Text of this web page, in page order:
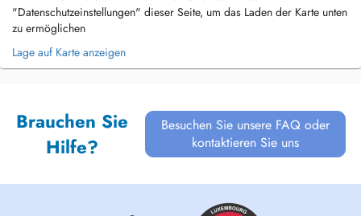
"Datenschutzeinstellungen" dieser Seite, um das Laden der Karte unten
zu ermöglichen
Lage auf Karte anzeigen
Brauchen Sie
Hilfe?
Besuchen Sie unsere FAQ oder
kontaktieren Sie uns